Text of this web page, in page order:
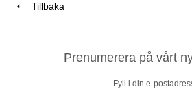
Tillbaka
Prenumerera på vårt
Fyll i din e-